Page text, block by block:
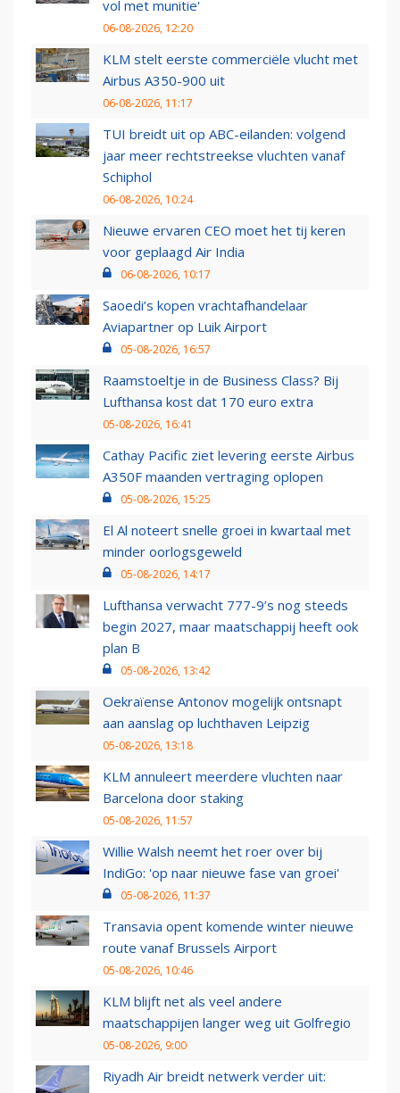
vol met munitie'
06-08-2026, 12:20
KLM stelt eerste commerciële vlucht met
Airbus A350-900 uit
06-08-2026, 11:17
TUI breidt uit op ABC-eilanden: volgend
jaar meer rechtstreekse vluchten vanaf
Schiphol
06-08-2026, 10:24
Nieuwe ervaren CEO moet het tij keren
voor geplaagd Air India
06-08-2026, 10:17
Saoedi’s kopen vrachtafhandelaar
Aviapartner op Luik Airport
05-08-2026, 16:57
Raamstoeltje in de Business Class? Bij
Lufthansa kost dat 170 euro extra
05-08-2026, 16:41
Cathay Pacific ziet levering eerste Airbus
A350F maanden vertraging oplopen
05-08-2026, 15:25
El Al noteert snelle groei in kwartaal met
minder oorlogsgeweld
05-08-2026, 14:17
Lufthansa verwacht 777-9’s nog steeds
begin 2027, maar maatschappij heeft ook
plan B
05-08-2026, 13:42
Oekraïense Antonov mogelijk ontsnapt
aan aanslag op luchthaven Leipzig
05-08-2026, 13:18
KLM annuleert meerdere vluchten naar
Barcelona door staking
05-08-2026, 11:57
Willie Walsh neemt het roer over bij
IndiGo: 'op naar nieuwe fase van groei'
05-08-2026, 11:37
Transavia opent komende winter nieuwe
route vanaf Brussels Airport
05-08-2026, 10:46
KLM blijft net als veel andere
maatschappijen langer weg uit Golfregio
05-08-2026, 9:00
Riyadh Air breidt netwerk verder uit: